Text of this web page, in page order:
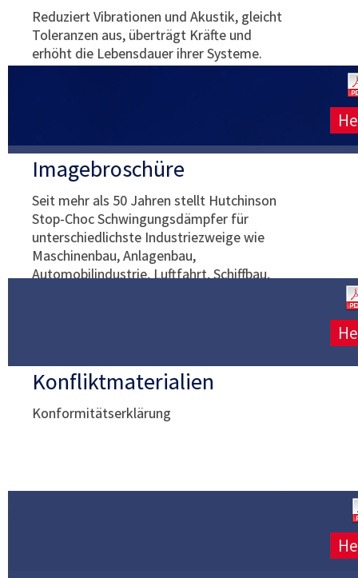
Reduziert Vibrationen und Akustik, gleicht
Toleranzen aus, überträgt Kräfte und
erhöht die Lebensdauer ihrer Systeme.
Imagebroschüre
Seit mehr als 50 Jahren stellt Hutchinson
Stop-Choc Schwingungsdämpfer für
unterschiedlichste Industriezweige wie
Maschinenbau, Anlagenbau,
Automobilindustrie, Luftfahrt, Schiffbau,
Konfliktmaterialien
Konformitätserklärung